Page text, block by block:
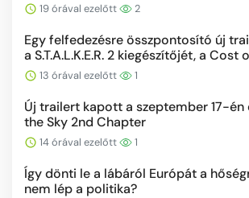
19 órával ezelőtt 2
Egy felfedezésre összpontosító új
a S.T.A.L.K.E.R. 2 kiegészítőjét, a
13 órával ezelőtt 1
Új trailert kapott a szeptember 17-én
the Sky 2nd Chapter
14 órával ezelőtt 1
Így dönti le a lábáról Európát a
nem lép a politika?